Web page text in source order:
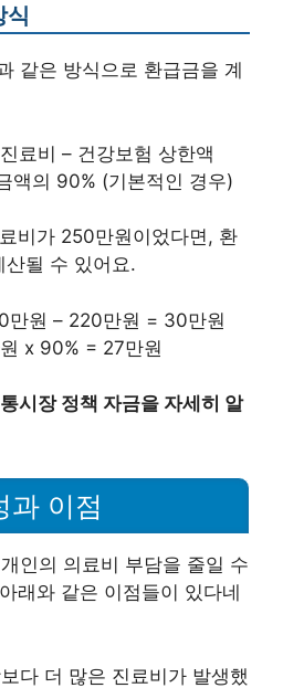
식
같은 방식으로 환급금을 계
료비 – 건강보험 상한액
액의 90% (기본적인 경우)
비가 250만원이었다면, 환
산될 수 있어요.
만원 – 220만원 = 30만원
x 90% = 27만원
시장 정책 자금을 자세히 알
과 이점
인의 의료비 부담을 줄일 수
래와 같은 이점들이 있다네
다 더 많은 진료비가 발생했